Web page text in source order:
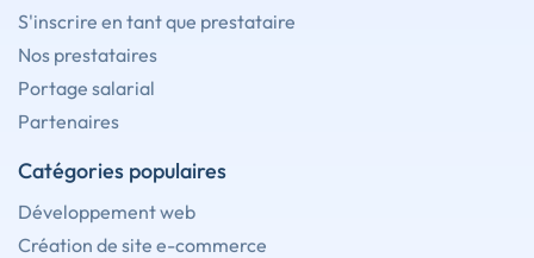
S'inscrire en tant que prestataire
Nos prestataires
Portage salarial
Partenaires
Catégories populaires
Développement web
Création de site e-commerce